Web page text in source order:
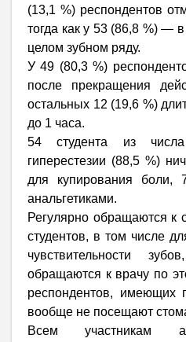
(13,1 %) респондентов
тогда как у 53 (86,8 %) —
целом зубном ряду.
У 49 (80,3 %)
после прекращения
остальных 12 (19,6 %)
до 1 часа.
54 студента из
гиперестезии (88,5 %)
для купирования боли,
анальгетиками.
Регулярно обращаются к
студентов, в том числе
чувствительности
обращаются к врачу по
респондентов, имеющих
вообще не посещают
Всем участникам